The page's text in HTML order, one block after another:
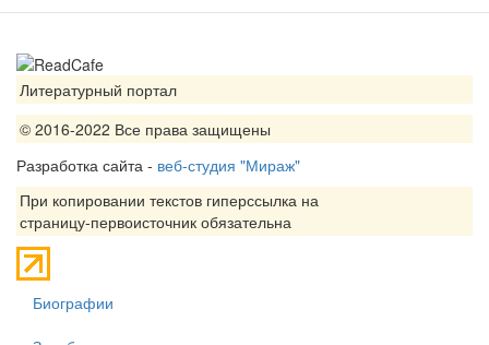
Литературный портал
© 2016-2022 Все права защищены
Разработка сайта - веб-студия "Мираж"
При копировании текстов гиперссылка на
страницу-первоисточник обязательна
Биографии